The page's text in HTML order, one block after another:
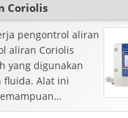
Coriolis
pengontrol aliran
aliran Coriolis
yang digunakan
fluida. Alat ini
dengan